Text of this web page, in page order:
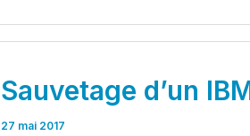
Sauvetage d’un
27 mai 2017